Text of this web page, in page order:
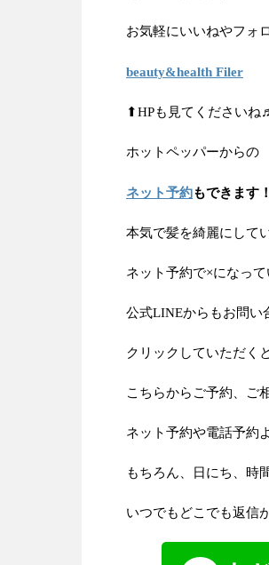
お気軽にいいねやフォ
beauty&health Filer
⬆HPも見てください
ホットペッパーからの
ネット予約もできます
本気で髪を綺麗にして
ネット予約で×になっ
公式LINEからもお問い
クリックしていただく
こちらからご予約、ご
ネット予約や電話予約
もちろん、日にち、時
いつでもどこでも返信